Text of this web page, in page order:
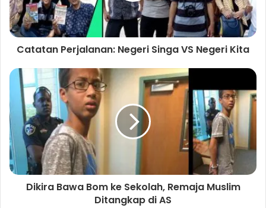
Catatan Perjalanan: Negeri Singa VS Negeri Kita
Dikira Bawa Bom ke Sekolah, Remaja Muslim
Ditangkap di AS